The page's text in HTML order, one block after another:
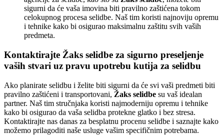
sigurni da će vaša imovina biti pravilno zaštićena tokom
celokupnog procesa selidbe. Naš tim koristi najnoviju opremu
i tehnike kako bi osigurao maksimalnu zaštitu svih vaših
predmeta.
Kontaktirajte Žaks selidbe za sigurno preseljenje
vaših stvari uz pravu upotrebu kutija za selidbu
Ako planirate selidbu i želite biti sigurni da će svi vaši predmeti biti
pravilno zaštićeni i transportovani, Žaks selidbe su vaš idealan
partner. Naš tim stručnjaka koristi najmoderniju opremu i tehnike
kako bi osigurao da vaša selidba protekne glatko i bez stresa.
Kontaktirajte nas danas za besplatnu procenu selidbe i saznajte kako
možemo prilagoditi naše usluge vašim specifičnim potrebama.